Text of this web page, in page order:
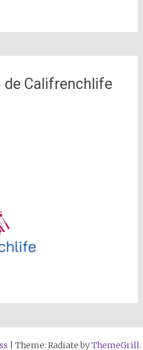
de Califrenchlife
Theme: Radiate byThemeGrill.